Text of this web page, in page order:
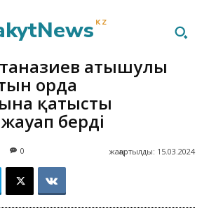
KZ
атышулы
орда
қатысты
берді
жаңартылды: 15.03.2024
0